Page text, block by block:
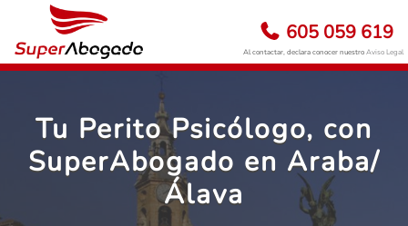
605 059 619
Al contactar, declara conocer nuestroAviso Legal
Tu Perito Psicólogo, con
SuperAbogado en Araba/
Álava